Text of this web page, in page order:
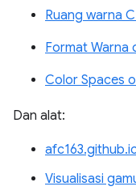
Ruang warna
Format Warna
Color Spaces
Dan alat:
Visualisasi